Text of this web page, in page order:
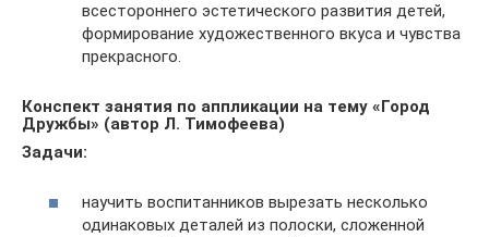
всестороннего эстетического развития детей,
формирование художественного вкуса и чувства
прекрасного.
Конспект занятия по аппликации на тему «Город
Дружбы» (автор Л. Тимофеева)
Задачи:
научить воспитанников вырезать несколько
одинаковых деталей из полоски, сложенной